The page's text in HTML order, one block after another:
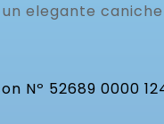
elegante
Nº 52689 0000